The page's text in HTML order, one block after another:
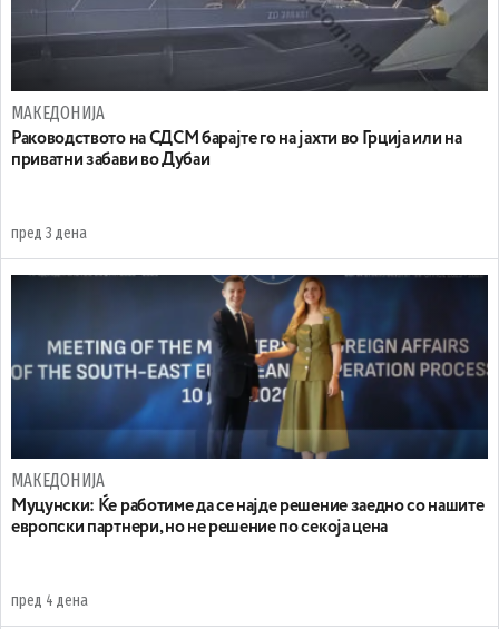
МАКЕДОНИЈА
Раководството на СДСМ барајте го на јахти во Грција или на
приватни забави во Дубаи
пред 3 дена
МАКЕДОНИЈА
Муцунски: Ќе работиме да се најде решение заедно со нашите
европски партнери, но не решение по секоја цена
пред 4 дена